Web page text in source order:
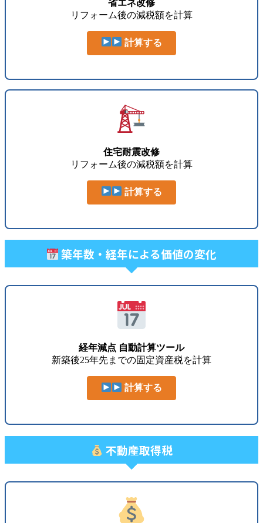
省エネ改修
リフォーム後の減税額を計算
計算する
住宅耐震改修
リフォーム後の減税額を計算
計算する
築年数・経年による価値の変化
経年減点 自動計算ツール
新築後25年先までの固定資産税を計算
計算する
不動産取得税